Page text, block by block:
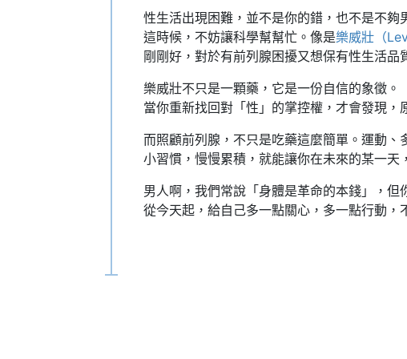
性生活出現困難，並不是你的錯，也不是不夠
這時候，不妨讓科學幫幫忙。像是樂威壯（
剛剛好，對於有前列腺困擾又想保有性生活品
樂威壯不只是一顆藥，它是一份自信的象徵。
當你重新找回對「性」的掌控權，才會發現
而照顧前列腺，不只是吃藥這麼簡單。運動
小習慣，慢慢累積，就能讓你在未來的某一天
男人啊，我們常說「身體是革命的本錢」，
從今天起，給自己多一點關心，多一點行動，